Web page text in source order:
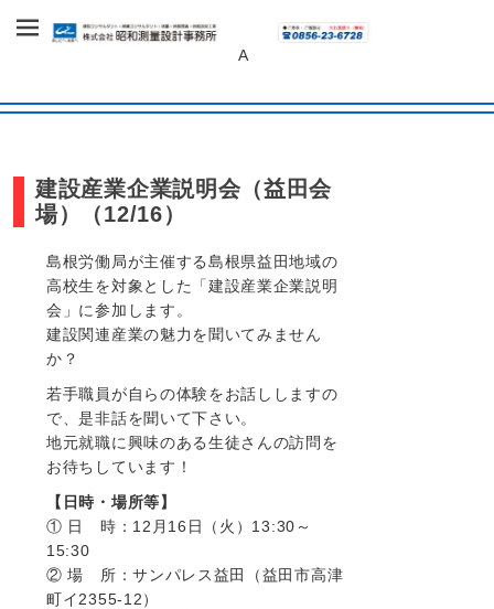
株式会社 昭和
所
～あしたへ、未来へ～
A
建設産業企業説明会（益田会
場）（12/16）
島根労働局が主催する島根県益田地域の
高校生を対象とした「建設産業企業説明
会」に参加します。
建設関連産業の魅力を聞いてみません
か？
若手職員が自らの体験をお話ししますの
で、是非話を聞いて下さい。
地元就職に興味のある生徒さんの訪問を
お待ちしています！
【日時・場所等】
① 日 時：12月16日（火）13:30～
15:30
② 場 所：サンパレス益田（益田市高津
町イ2355-12）